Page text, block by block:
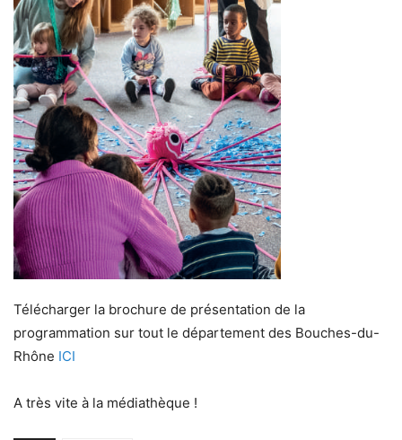
Télécharger la brochure de présentation de la
programmation sur tout le département des Bouches-du-
Rhône ICI
A très vite à la médiathèque !